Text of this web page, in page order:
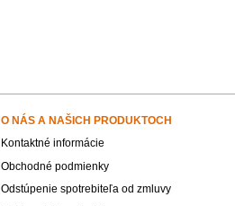
O NÁS A NAŠICH PRODUKTOCH
Kontaktné informácie
Obchodné podmienky
Odstúpenie spotrebiteľa od zmluvy